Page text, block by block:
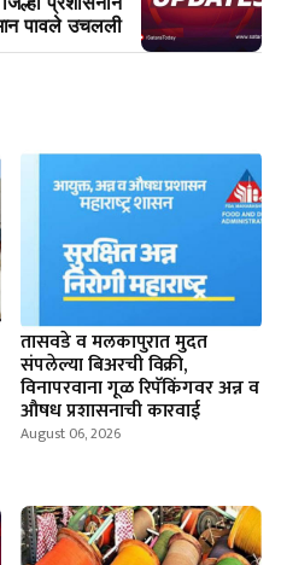
पावले उचलली
तासवडे व मलकापुरात मुदत
संपलेल्या बिअरची विक्री,
विनापरवाना गूळ रिपॅकिंगवर अन्न व
औषध प्रशासनाची कारवाई
August 06, 2026